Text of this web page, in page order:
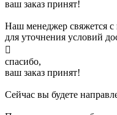
ваш заказ принят!
Наш менеджер свяжется
для уточнения условий

спасибо,
ваш заказ принят!
Сейчас вы будете